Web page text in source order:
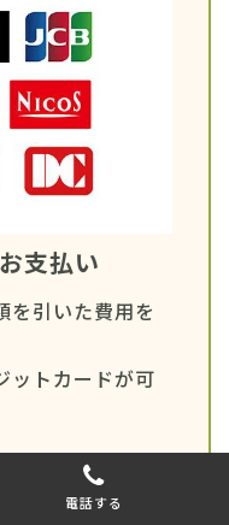
支払い
を引いた費用を
ットカードが可
電話する